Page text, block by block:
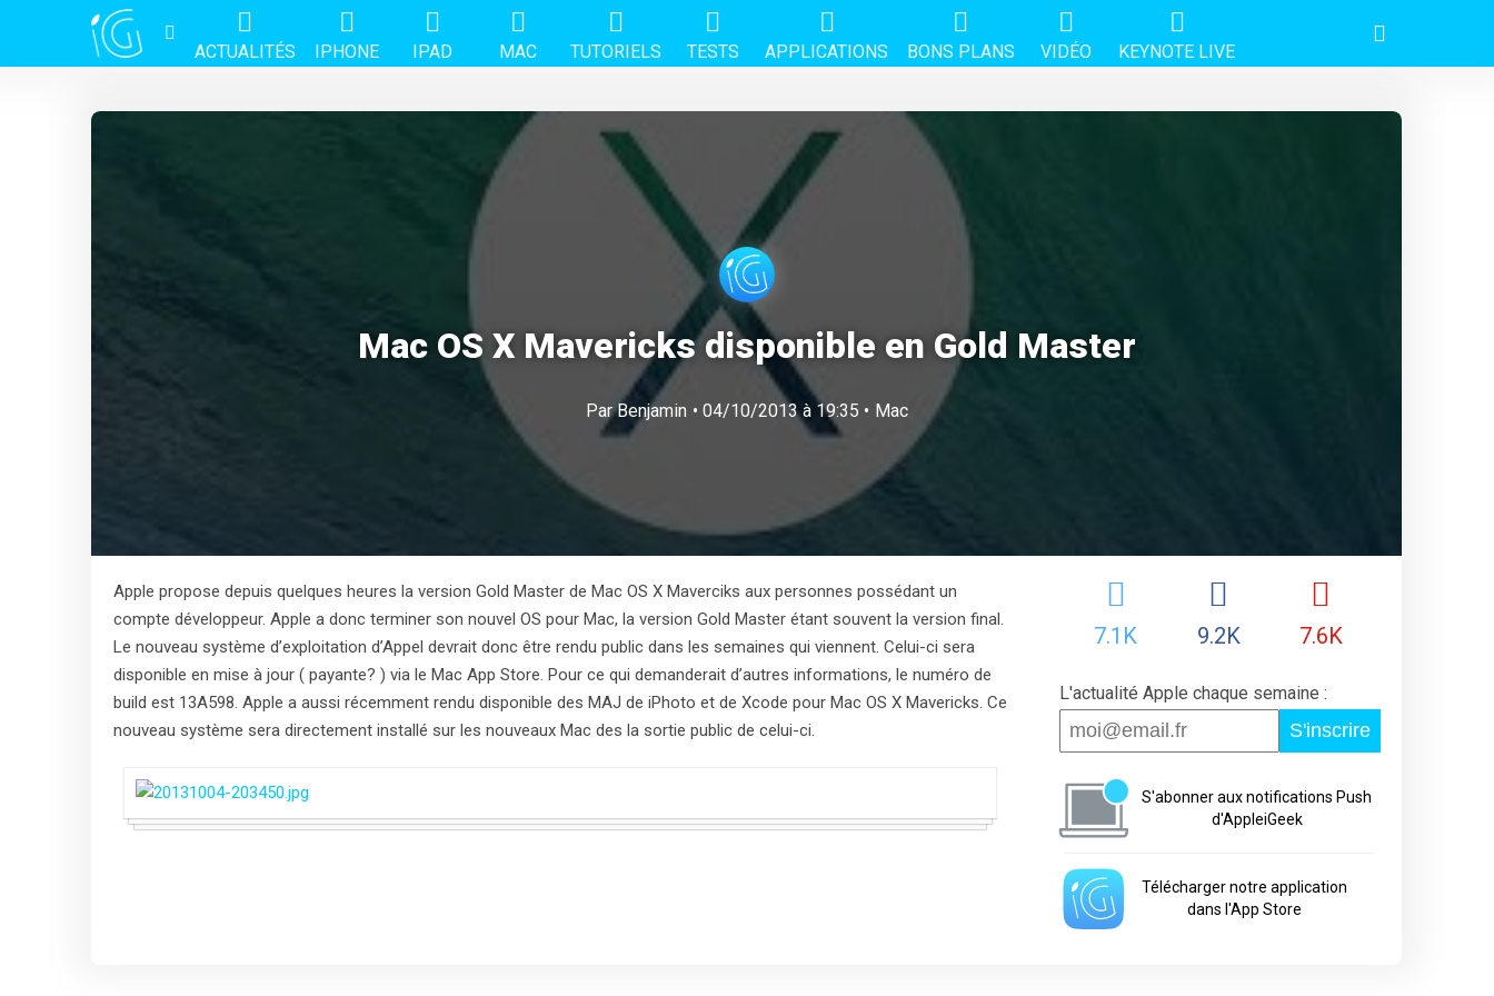
ACTUALITÉS IPHONE IPAD MAC TUTORIELS TESTS APPLICATIONS BONS PLANS VIDÉO KEYNOTE LIVE
Mac OS X Mavericks disponible en Gold Master
ParBenjamin • 04/10/2013 à 19:35 • Mac
Apple propose depuis quelques heures la version Gold Master de Mac OS X Maverciks aux personnes possédant un
compte développeur. Apple a donc terminer son nouvel OS pour Mac, la version Gold Master étant souvent la version final.
Le nouveau système d’exploitation d’Appel devrait donc être rendu public dans les semaines qui viennent. Celui-ci sera
disponible en mise à jour ( payante? ) via le Mac App Store. Pour ce qui demanderait d’autres informations, le numéro de
build est 13A598. Apple a aussi récemment rendu disponible des MAJ de iPhoto et de Xcode pour Mac OS X Mavericks. Ce
nouveau système sera directement installé sur les nouveaux Mac des la sortie public de celui-ci.
7.1K 9.2K 7.6K
L'actualité Apple chaque semaine :
S'inscrire
S'abonner aux notifications Push
d'AppleiGeek
Télécharger notre application
dans l'App Store